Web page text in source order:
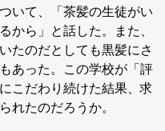
いて、「茶髪の生徒がい
から」と話した。また、
たのだとしても黒髪にさ
あった。この学校が「評
こだわり続けた結果、求
れたのだろうか。